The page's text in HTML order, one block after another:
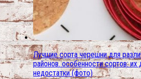
Лучшие сорта черешни для
районов. особенности сортов: их
недостатки (фото)